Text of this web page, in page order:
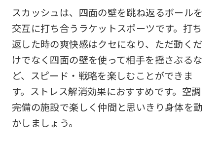
スカッシュは、四面の壁を跳ね返るボールを
交互に打ち合うラケットスポーツです。打ち
返した時の爽快感はクセになり、ただ動くだ
けでなく四面の壁を使って相手を揺さぶるな
ど、スピード・戦略を楽しむことができま
す。ストレス解消効果におすすめです。空調
完備の施設で楽しく仲間と思いきり身体を動
かしましょう。